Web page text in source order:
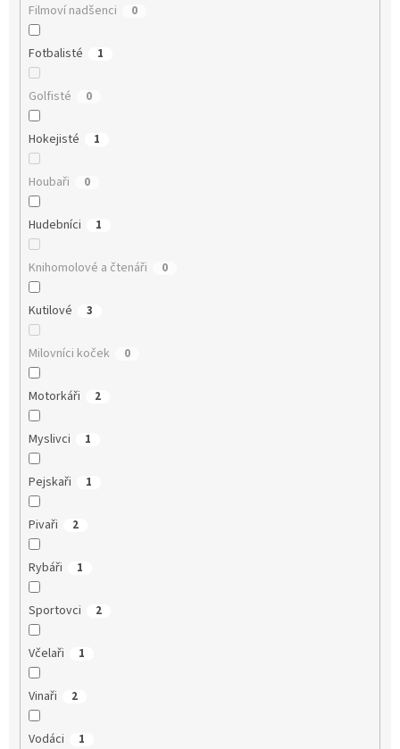
Filmoví nadšenci 0
Fotbalisté 1
Golfisté 0
Hokejisté 1
Houbaři 0
Hudebníci 1
Knihomolové a čtenáři 0
Kutilové 3
Milovníci koček 0
Motorkáři 2
Myslivci 1
Pejskaři 1
Pivaři 2
Rybáři 1
Sportovci 2
Včelaři 1
Vinaři 2
Vodáci 1